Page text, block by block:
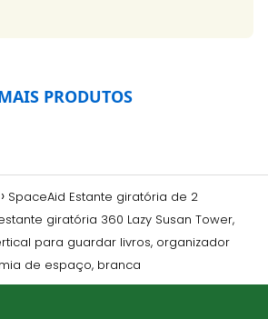
PRODUTOS
SpaceAid Estante giratória de 2
giratória 360 Lazy Susan Tower,
para guardar livros, organizador
de espaço, branca